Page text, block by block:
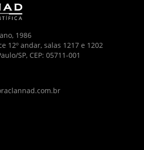
1986
12º andar, salas 1217 e 1202
SP, CEP: 05711-001